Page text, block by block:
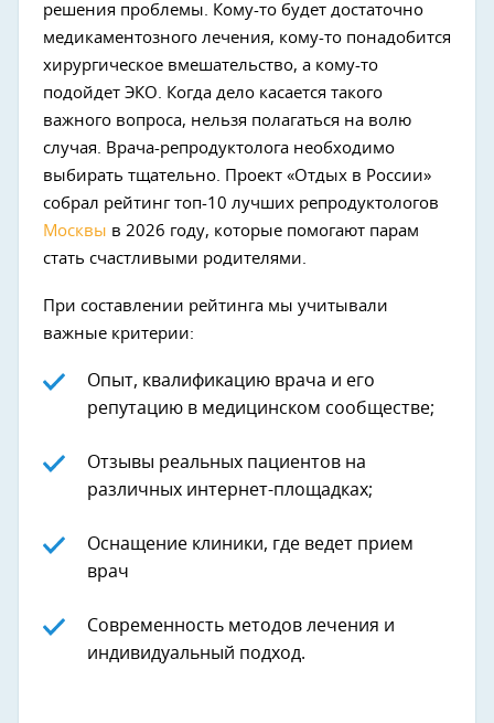
решения проблемы. Кому-то будет достаточно
медикаментозного лечения, кому-то понадобится
хирургическое вмешательство, а кому-то
подойдет ЭКО. Когда дело касается такого
важного вопроса, нельзя полагаться на волю
случая. Врача-репродуктолога необходимо
выбирать тщательно. Проект «Отдых в России»
собрал рейтинг топ-10 лучших репродуктологов
Москвы в 2026 году, которые помогают парам
стать счастливыми родителями.
При составлении рейтинга мы учитывали
важные критерии:
Опыт, квалификацию врача и его
репутацию в медицинском сообществе;
Отзывы реальных пациентов на
различных интернет-площадках;
Оснащение клиники, где ведет прием
врач
Современность методов лечения и
индивидуальный подход.